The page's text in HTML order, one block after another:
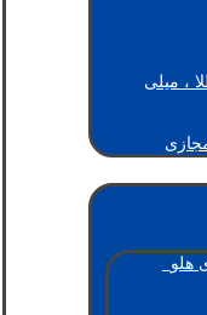
، میلی
هلو_